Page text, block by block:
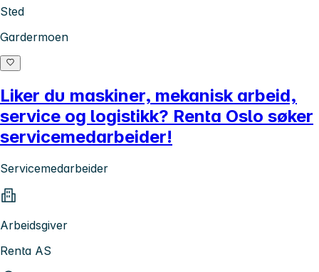
Sted
Gardermoen
Liker du maskiner, mekanisk arbeid,
service og logistikk? Renta Oslo søker
servicemedarbeider!
Servicemedarbeider
Arbeidsgiver
Renta AS